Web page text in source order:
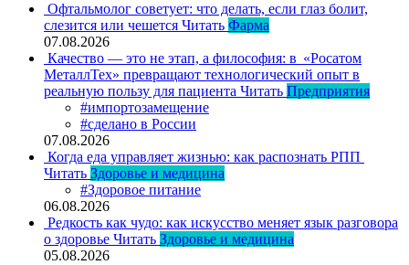
Офтальмолог советует: что делать, если глаз болит,
слезится или чешется Читать Фарма
07.08.2026
Качество — это не этап, а философия: в «Росатом
МеталлТех» превращают технологический опыт в
реальную пользу для пациента Читать Предприятия
#импортозамещение
#сделано в России
07.08.2026
Когда еда управляет жизнью: как распознать РПП
Читать Здоровье и медицина
#Здоровое питание
06.08.2026
Редкость как чудо: как искусство меняет язык разговора
о здоровье Читать Здоровье и медицина
05.08.2026